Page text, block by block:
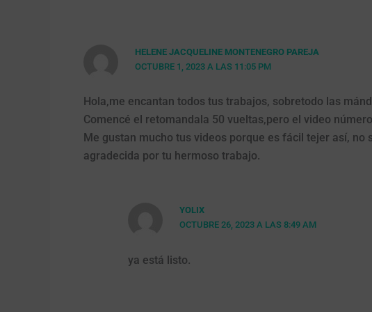
HELENE JACQUELINE MONTENEGRO PAREJA
OCTUBRE 1, 2023 A LAS 11:05 PM
Hola,me encantan todos tus trabajos, sobretodo las
Comencé el retomandala 50 vueltas,pero el video
Me gustan mucho tus videos porque es fácil tejer así,
agradecida por tu hermoso trabajo.
YOLIX
OCTUBRE 26, 2023 A LAS 8:49 AM
ya está listo.